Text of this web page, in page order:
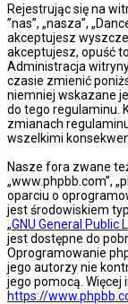
Rejestrując się na
”nas”, „nasza”,
akceptujesz
akceptujesz, opuść
Administracja
czasie zmienić
niemniej wskazane
do tego regulaminu.
zmianach
wszelkimi
Nasze fora zwane też
„www.phpbb.com”,
oparciu o
jest środowiskiem
„GNU General Public
jest dostępne do
Oprogramowanie
jego autorzy nie
jego pomocą.
https://